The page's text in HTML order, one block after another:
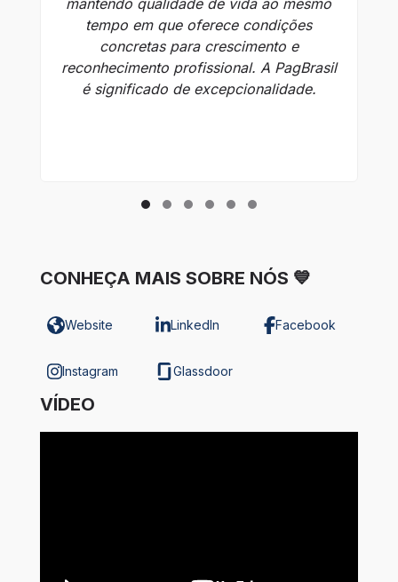
tempo em que oferece condições
concretas para crescimento e
reconhecimento profissional. A PagBrasil
é significado de excepcionalidade.
CONHEÇA MAIS SOBRE NÓS 💙
Website LinkedIn Facebook
Instagram Glassdoor
VÍDEO